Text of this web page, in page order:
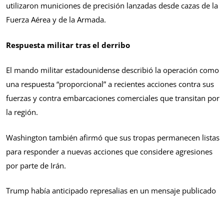
utilizaron municiones de precisión lanzadas desde cazas de la
Fuerza Aérea y de la Armada.
Respuesta militar tras el derribo
El mando militar estadounidense describió la operación como
una respuesta “proporcional” a recientes acciones contra sus
fuerzas y contra embarcaciones comerciales que transitan por
la región.
Washington también afirmó que sus tropas permanecen listas
para responder a nuevas acciones que considere agresiones
por parte de Irán.
Trump había anticipado represalias en un mensaje publicado